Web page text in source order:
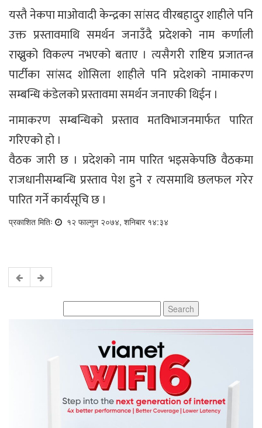
यस्तै नेकपा माओवादी केन्द्रका सांसद वीरबहादुर शाहीले पनि
उक्त प्रस्तावमाथि समर्थन जनाउँदै प्रदेशको नाम कर्णाली
राख्नुको विकल्प नभएको बताए । त्यसैगरी राष्टिय प्रजातन्त्र
पार्टीका सांसद शोसिला शाहीले पनि प्रदेशको नामाकरण
सम्बन्धि कंडेलको प्रस्तावमा समर्थन जनाएकी थिईन ।
नामाकरण सम्बन्धिको प्रस्ताव मतविभाजनमार्फत पारित
गरिएको हो ।
वैठक जारी छ । प्रदेशको नाम पारित भइसकेपछि वैठकमा
राजधानीसम्बन्धि प्रस्ताव पेश हुने र त्यसमाथि छलफल गरेर
पारित गर्ने कार्यसूचि छ ।
प्रकाशित मितिः १२ फाल्गुन २०७४, शनिबार १४:३४
for: